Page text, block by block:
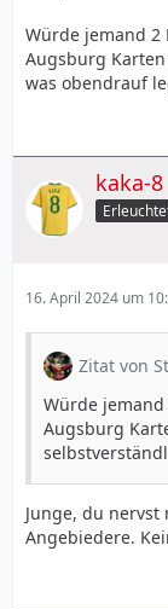
Würde jemand 2
Augsburg
was obendrauf
kaka-8
16. April 2024 um
Zitat von
Würde
Augsburg
Junge, du
Angebiedere.